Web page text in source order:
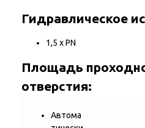
Гидравлическое
1,5 х PN
Площадь
отверстия:
Автома